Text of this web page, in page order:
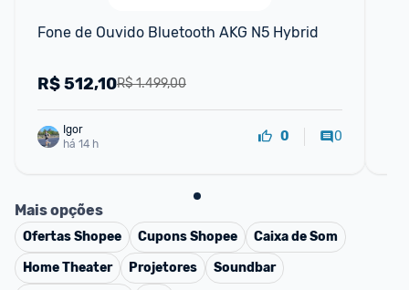
Fone de Ouvido Bluetooth AKG N5 Hybrid
R$ 1.499,00
R$512,10
Igor
há 14 h
0 0
Mais opções
OfertasShopee CuponsShopee
Caixa de Som
Home Theater
Projetores
Soundbar